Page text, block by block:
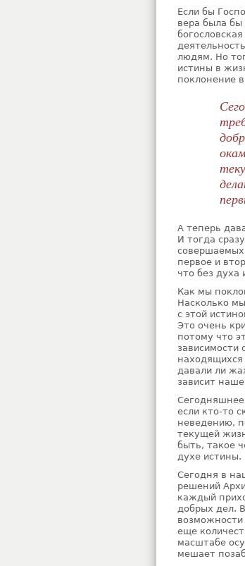
Если бы
вера была
людям. Но
истины в
поклонение
А теперь
И тогда
совершаемых
первое и
что без духа
Как мы
Насколько
с этой
Это очень
потому что
зависимости
находящихся
давали ли
зависит
Сегодняшнее
если кто-то
неведению,
текущей
быть, такое
духе истины.
Сегодня в
решений
каждый
добрых дел.
еще
масштабе
мешает